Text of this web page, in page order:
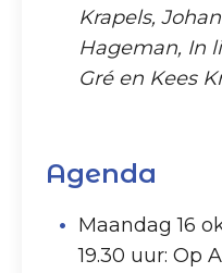
Krapels,
Hageman, In
Gré en Kees
Agenda
Maandag 16
19.30 uur: Op